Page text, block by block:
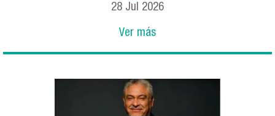
28 Jul 2026
Ver más